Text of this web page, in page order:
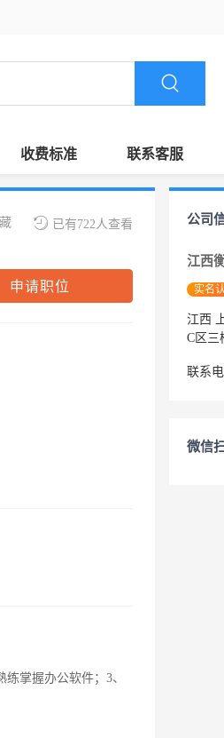
收费标准 联系客服
已有722人查看
申请职位
掌握办公软件；3、
公司
江西
实名
江西
C区三
联系
微信